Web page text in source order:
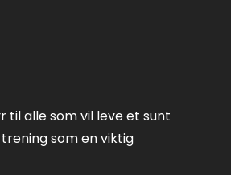
til alle som vil leve et sunt
som en viktig